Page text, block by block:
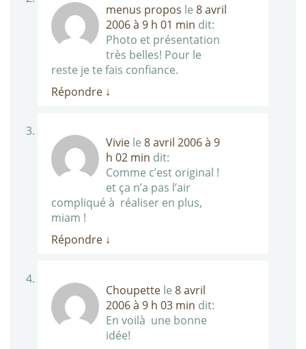
menus propos le 8 avril
2006 à 9 h 01 min dit:
Photo et présentation
très belles! Pour le
reste je te fais confiance.
Répondre ↓
Vivie le 8 avril 2006 à 9
h 02 min dit:
Comme c’est original !
et ça n’a pas l’air
compliqué à réaliser en plus,
miam !
Répondre ↓
Choupette le 8 avril
2006 à 9 h 03 min dit:
En voilà une bonne
idée!